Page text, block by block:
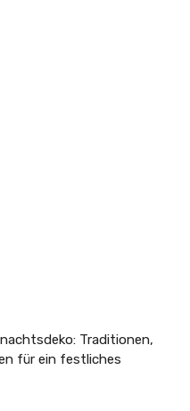
Traditionen,
für ein festliches